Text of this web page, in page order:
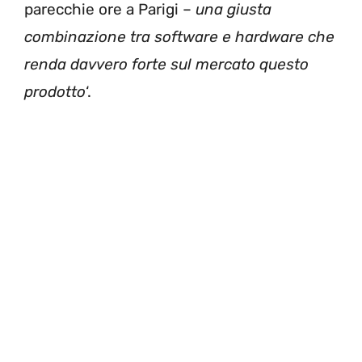
parecchie ore a Parigi – una giusta
combinazione tra software e hardware che
renda davvero forte sul mercato questo
prodotto‘.